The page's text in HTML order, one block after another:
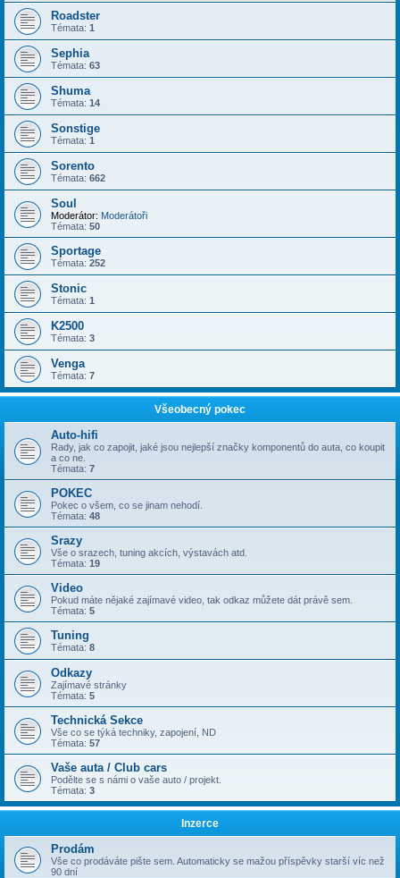
Roadster
Témata: 1
Sephia
Témata: 63
Shuma
Témata: 14
Sonstige
Témata: 1
Sorento
Témata: 662
Soul
Moderátor: Moderátoři
Témata: 50
Sportage
Témata: 252
Stonic
Témata: 1
K2500
Témata: 3
Venga
Témata: 7
Všeobecný pokec
Auto-hifi
Rady, jak co zapojit, jaké jsou nejlepší značky komponentů do auta, co koupit
a co ne.
Témata: 7
POKEC
Pokec o všem, co se jinam nehodí.
Témata: 48
Srazy
Vše o srazech, tuning akcích, výstavách atd.
Témata: 19
Video
Pokud máte nějaké zajímavé video, tak odkaz můžete dát právě sem.
Témata: 5
Tuning
Témata: 8
Odkazy
Zajímavé stránky
Témata: 5
Technická Sekce
Vše co se týká techniky, zapojení, ND
Témata: 57
Vaše auta / Club cars
Podělte se s námi o vaše auto / projekt.
Témata: 3
Inzerce
Prodám
Vše co prodáváte pište sem. Automaticky se mažou příspěvky starší víc než
90 dní